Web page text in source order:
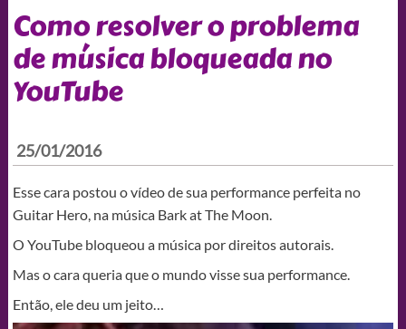
Como resolver o problema
de música bloqueada no
YouTube
25/01/2016
Esse cara postou o vídeo de sua performance perfeita no
Guitar Hero, na música Bark at The Moon.
O YouTube bloqueou a música por direitos autorais.
Mas o cara queria que o mundo visse sua performance.
Então, ele deu um jeito…